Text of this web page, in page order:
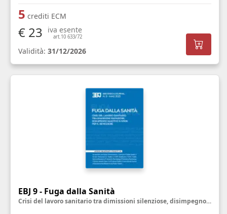
5 crediti ECM
€ 23 iva esente
art.10 633/72
Validità: 31/12/2026
EBJ 9 - Fuga dalla Sanità
Crisi del lavoro sanitario tra dimissioni silenziose, disimpegno emotivo e sfide per il benessere